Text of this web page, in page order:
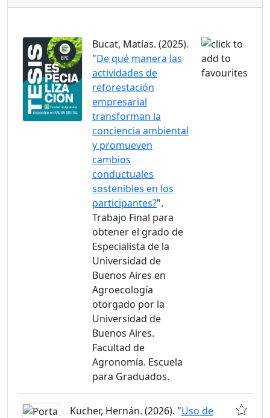
Bucat, Matías. (2025).
"De qué manera las
actividades de
reforestación
empresarial
transforman la
conciencia ambiental
y promueven
cambios
conductuales
sostenibles en los
participantes?".
Trabajo Final para
obtener el grado de
Especialista de la
Universidad de
Buenos Aires en
Agroecología
otorgado por la
Universidad de
Buenos Aires.
Facultad de
Agronomía. Escuela
para Graduados.
Kucher, Hernán. (2026). "Uso de